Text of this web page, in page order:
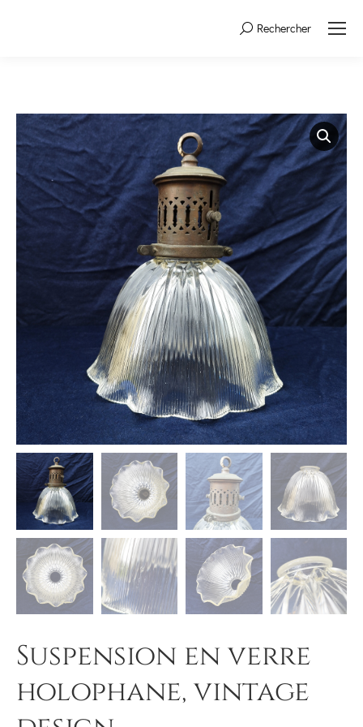
Search:Rechercher
Suspension en verre
holophane, vintage